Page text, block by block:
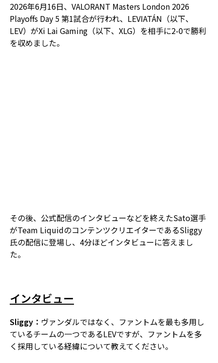
2026年6月16日、VALORANT Masters London 2026
Playoffs Day 5 第1試合が行われ、LEVIATÁN（以下、
LEV）がXi Lai Gaming（以下、XLG）を相手に2-0で勝利
を収めました。
その後、公式配信のインタビューなどを終えたSato選手
がTeam LiquidのコンテンツクリエイターであるSliggy
氏の配信に登場し、4分ほどインタビューに答えまし
た。
インタビュー
Sliggy： ヴァンダルではなく、ファントムを最も多用し
ているチームの一つであるLEVですが、ファントムを多
く採用している経緯について教えてください。